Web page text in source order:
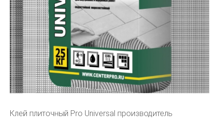
Клей плиточный Pro Universal производитель